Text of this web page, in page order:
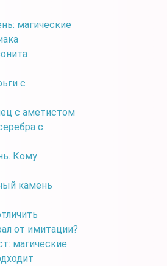
магические
с
с аметистом
с
Кому
камень
от имитации?
магические